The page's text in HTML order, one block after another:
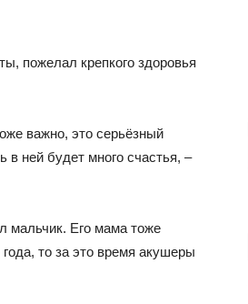
пожелал крепкого здоровья
важно, это серьёзный
ней будет много счастья, –
мальчик. Его мама тоже
то за это время акушеры